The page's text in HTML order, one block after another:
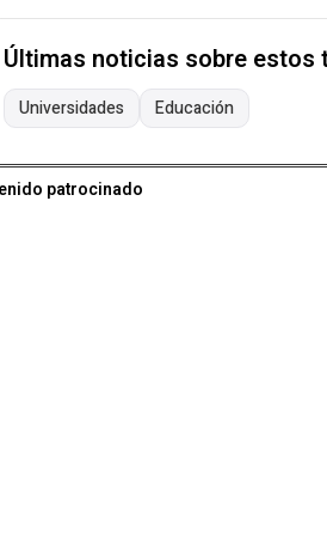
Últimas noticias sobre estos
Universidades Educación
patrocinado